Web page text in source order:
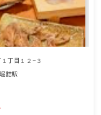
丁目１２−３
詰駅